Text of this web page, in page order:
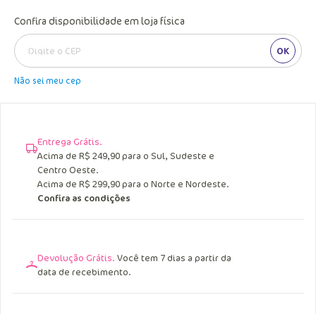
Confira disponibilidade em loja física
Entrega Grátis.
Acima de R$ 249,90 para o Sul, Sudeste e
Centro Oeste.